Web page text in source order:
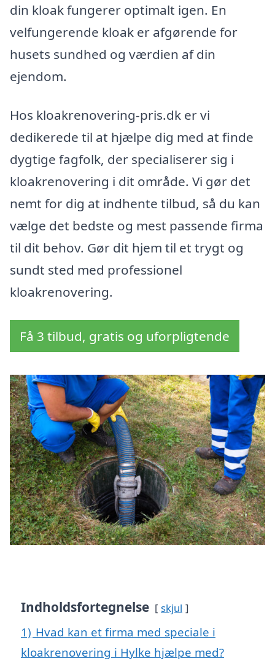
din kloak fungerer optimalt igen. En
velfungerende kloak er afgørende for
husets sundhed og værdien af din
ejendom.
Hos kloakrenovering-pris.dk er vi
dedikerede til at hjælpe dig med at finde
dygtige fagfolk, der specialiserer sig i
kloakrenovering i dit område. Vi gør det
nemt for dig at indhente tilbud, så du kan
vælge det bedste og mest passende firma
til dit behov. Gør dit hjem til et trygt og
sundt sted med professionel
kloakrenovering.
Få 3 tilbud, gratis og uforpligtende
Indholdsfortegnelse skjul
1) Hvad kan et firma med speciale i
kloakrenovering i Hylke hjælpe med?